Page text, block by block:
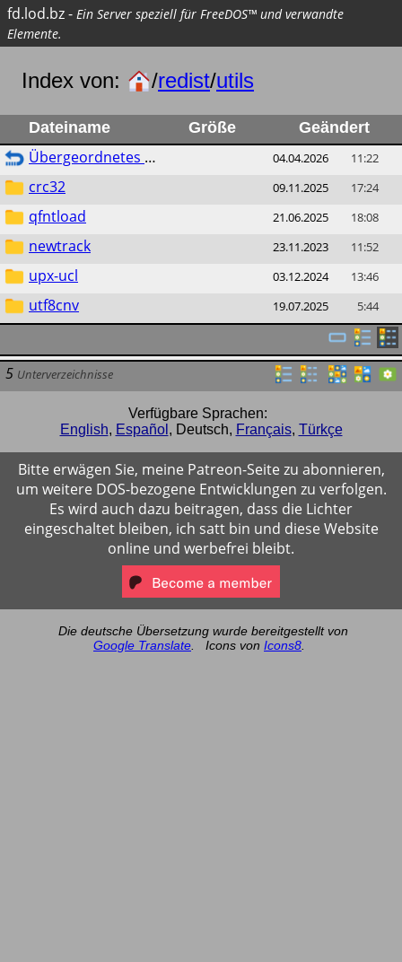
fd.lod.bz- Ein Server speziell für FreeDOS™ und verwandte
Elemente.
Index von: /redist/utils
Dateiname Größe Geändert
Übergeordnetes Verzeichnis 04.04.2026 11:22
crc32 09.11.2025 17:24
qfntload 21.06.2025 18:08
newtrack 23.11.2023 11:52
upx-ucl 03.12.2024 13:46
utf8cnv 19.07.2025 5:44
5 Unterverzeichnisse
Verfügbare Sprachen:
English, Español , Deutsch, Français, Türkçe
Bitte erwägen Sie, meine Patreon-Seite zu abonnieren,
um weitere DOS-bezogene Entwicklungen zu verfolgen.
Es wird auch dazu beitragen, dass die Lichter
eingeschaltet bleiben, ich satt bin und diese Website
online und werbefrei bleibt.
Die deutsche Übersetzung wurde bereitgestellt von
Google Translate
Icons von Icons8